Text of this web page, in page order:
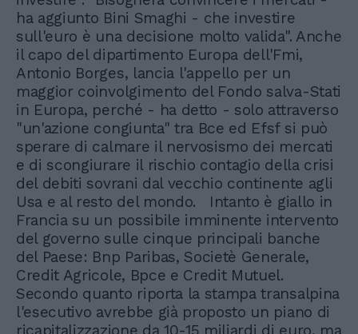
ha aggiunto Bini Smaghi - che investire
sull'euro è una decisione molto valida". Anche
il capo del dipartimento Europa dell'Fmi,
Antonio Borges, lancia l'appello per un
maggior coinvolgimento del Fondo salva-Stati
in Europa, perché - ha detto - solo attraverso
"un'azione congiunta" tra Bce ed Efsf si può
sperare di calmare il nervosismo dei mercati
e di scongiurare il rischio contagio della crisi
del debiti sovrani dal vecchio continente agli
Usa e al resto del mondo. Intanto è giallo in
Francia su un possibile imminente intervento
del governo sulle cinque principali banche
del Paese: Bnp Paribas, Societè Generale,
Credit Agricole, Bpce e Credit Mutuel.
Secondo quanto riporta la stampa transalpina
l'esecutivo avrebbe già proposto un piano di
ricapitalizzazione da 10-15 miliardi di euro, ma